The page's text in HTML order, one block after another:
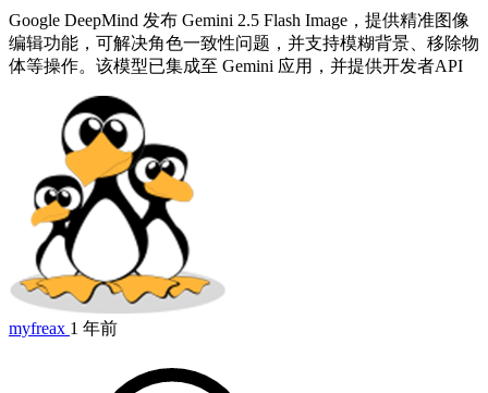
Google DeepMind 发布 Gemini 2.5 Flash Image，提供精准图像
编辑功能，可解决角色一致性问题，并支持模糊背景、移除物
体等操作。该模型已集成至 Gemini 应用，并提供开发者API
myfreax 1 年前